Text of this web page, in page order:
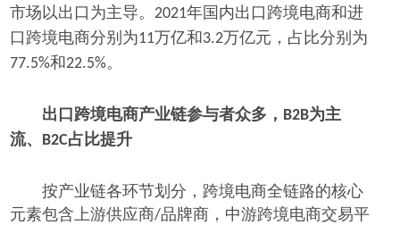
市场以出口为主导。 2021年国内出口跨境电商和进
口跨境电商分别为11万亿和3.2万亿元，占比分别为
77.5%和22.5%。
出口跨境电商产业链参与者众多， B2B为主
流、 B2C占比提升
按产业链各环节划分，跨境电商全链路的核心
元素包含上游供应商/品牌商，中游跨境电商交易平